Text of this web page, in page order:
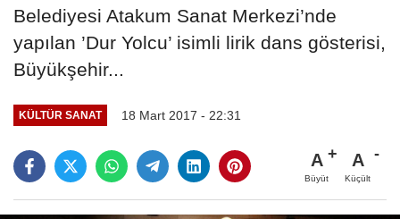
Belediyesi Atakum Sanat Merkezi’nde
yapılan ’Dur Yolcu’ isimli lirik dans gösterisi,
Büyükşehir...
KÜLTÜR SANAT 18 Mart 2017 - 22:31
A
Büyüt
A
Küçült